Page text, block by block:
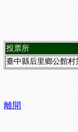
投票所
臺中縣后里鄉公館村
離開